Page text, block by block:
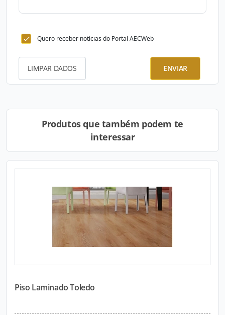
Quero receber notícias do Portal AECWeb
LIMPAR DADOS ENVIAR
Produtos que também podem te
interessar
Piso Laminado Toledo